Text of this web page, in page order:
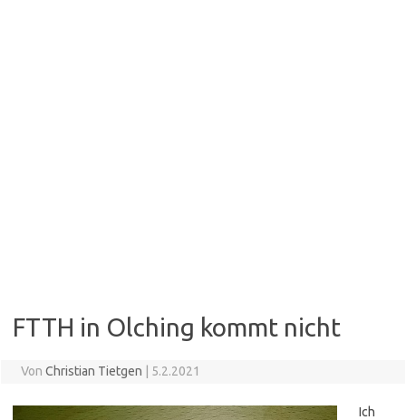
FTTH in Olching kommt nicht
Von Christian Tietgen | 5.2.2021
Ich